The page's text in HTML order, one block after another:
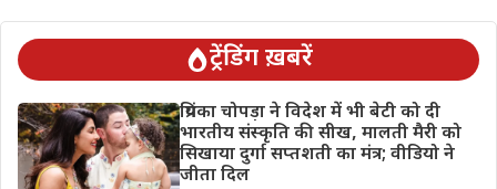
ट्रेंडिंग ख़बरें
प्रियंका चोपड़ा ने विदेश में भी बेटी को दी
भारतीय संस्कृति की सीख, मालती मैरी को
सिखाया दुर्गा सप्तशती का मंत्र; वीडियो ने
जीता दिल